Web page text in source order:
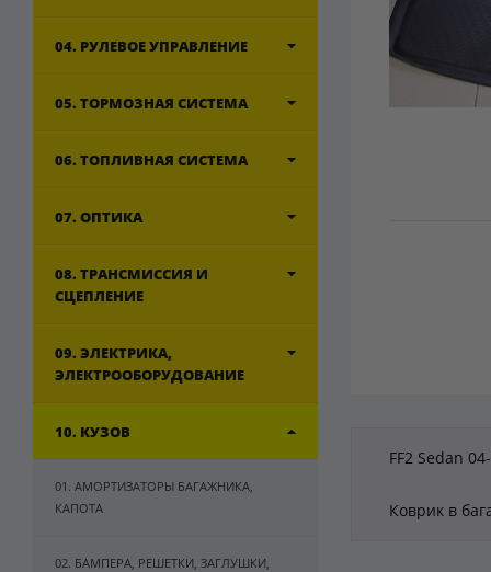
04. РУЛЕВОЕ УПРАВЛЕНИЕ
05. ТОРМОЗНАЯ СИСТЕМА
06. ТОПЛИВНАЯ СИСТЕМА
07. ОПТИКА
08. ТРАНСМИССИЯ И
СЦЕПЛЕНИЕ
09. ЭЛЕКТРИКА,
ЭЛЕКТРООБОРУДОВАНИЕ
10. КУЗОВ
01. АМОРТИЗАТОРЫ БАГАЖНИКА,
КАПОТА
02. БАМПЕРА, РЕШЕТКИ, ЗАГЛУШКИ,
FF2 Sedan
Коврик в